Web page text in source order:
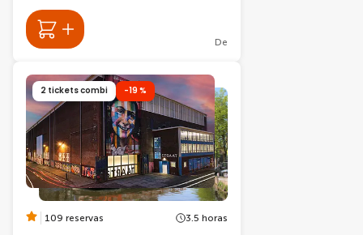
De
2 tickets combi -19 %
109 reservas 3.5 horas